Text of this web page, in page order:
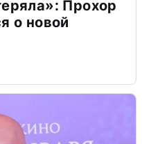
Прохор
о новой